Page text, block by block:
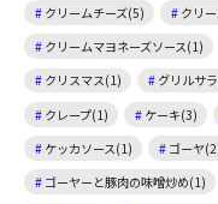
クリームチーズ(5)
クリ
クリームマヨネーズソース(1)
クリスマス(1)
グリルサ
クレープ(1)
ケーキ(3)
ケッカソース(1)
ゴーヤ
ゴーヤーと豚肉の味噌炒め(1)